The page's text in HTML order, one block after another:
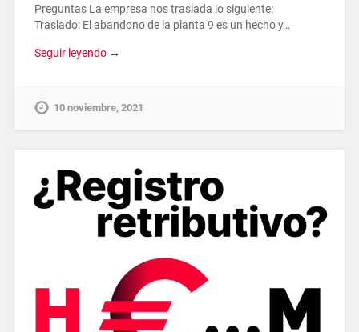
Preguntas La empresa nos traslada lo siguiente:
Traslado: El abandono de la planta 9 es un hecho y…
Seguir leyendo →
10 noviembre, 2021